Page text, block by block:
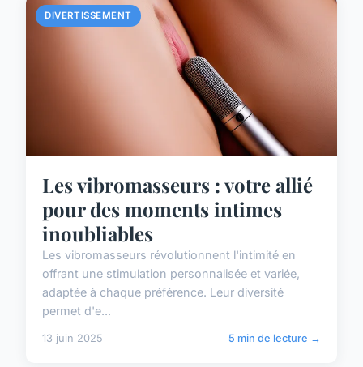
DIVERTISSEMENT
Les vibromasseurs : votre allié
pour des moments intimes
inoubliables
Les vibromasseurs révolutionnent l'intimité en
offrant une stimulation personnalisée et variée,
adaptée à chaque préférence. Leur diversité
permet d'e...
13 juin 2025 5 min de lecture →